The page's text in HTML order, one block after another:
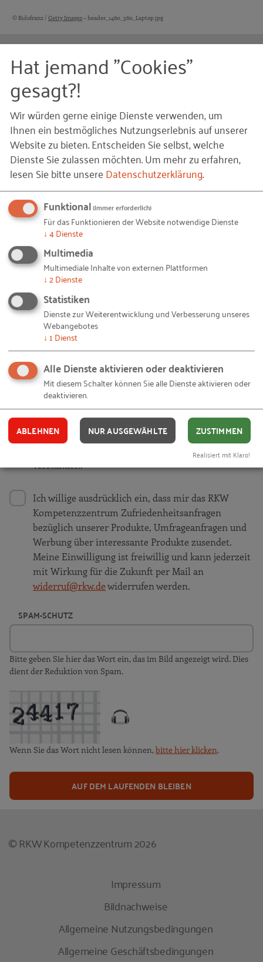
Bildquellen und Copyright-Hinweise
© Ridofranz / Getty Images– header_1460_360_Laptop.jpg
Ihnen gefällt dieser Beitrag? Teilen Sie ihn mit anderen:
Bleiben Sie auf dem Laufenden!
Mit unseren RKW Alerts bleiben Sie immer auf dem
Laufenden. Wir informieren Sie automatisch und
kostenlos, sobald es etwas Neues zum Projekt "
IT gebaut" auf unserer Website gibt. Alles, was Sie
dafür brauchen, ist eine E-Mail-Adresse und 10
Sekunden Zeit.
IHRE E-MAIL-ADRESSE
Ich akzeptiere dieNutzungsbedingungen.
Kompetenzzentrum meine persönlichen Daten
zum oben genannten Zweck sowie zur Erzeugung
eines kostenlosen Nutzerkontos verwendet. Meine
Einwilligung ist freiwillig und kann jederzeit mit
Wirkung für die Zukunft per Mail an
widerruf@rkw.dewiderrufen werden. Ferner habe
gelesen und
verstanden.
Ich willige ausdrücklich ein, dass mir das RKW
Kompetenzzentrum Zufriedenheitsanfragen
bezüglich unserer Produkte, Umfrageanfragen und
Werbung über interessante Produkte zusendet.
Meine Einwilligung ist freiwillig und kann jederzeit
mit Wirkung für die Zukunft per Mail an
widerruf@rkw.dewiderrufen werden.
SPAM-SCHUTZ
Bitte geben Sie hier das Wort ein, das im Bild angezeigt wird. Dies
dient der Reduktion von Spam.
Wenn Sie das Wort nicht lesen können, bitte hier klicken.
AUF DEM LAUFENDEN BLEIBEN
© RKW Kompetenzzentrum 2026
Impressum
Bildnachweise
Allgemeine Nutzungsbedingungen
Allgemeine Geschäftsbedingungen
Hat jemand "Cookies"
gesagt?!
Wir würden gerne einige Dienste verwenden, um
Ihnen ein bestmögliches Nutzungserlebnis auf unserer
Website zu bieten. Entscheiden Sie selbst, welche
Dienste Sie zulassen möchten.Um mehr zu erfahren,
lesen Sie bitte unsereDatenschutzerklärung.
Funktional(immer erforderlich)
Für das Funktionieren der Website notwendige Dienste
↓ 4Dienste
Multimedia
Multimediale Inhalte von externen Plattformen
↓ 2Dienste
Statistiken
Dienste zur Weiterentwicklung und Verbesserung unseres
Webangebotes
↓ 1 Dienst
Alle Dienste aktivieren oder deaktivieren
Mit diesem Schalter können Sie alle Dienste aktivieren oder
deaktivieren.
ABLEHNEN NUR AUSGEWÄHLTE ZUSTIMMEN
Realisiert mit Klaro!